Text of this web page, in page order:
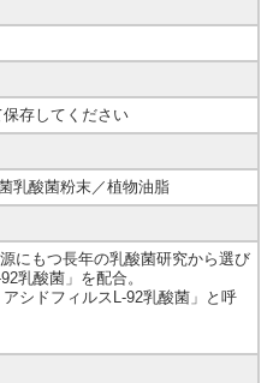
存してください
乳酸菌粉末／植物油脂
にもつ長年の乳酸菌研究から選び
乳酸菌」を配合。
シドフィルスL-92乳酸菌」と呼